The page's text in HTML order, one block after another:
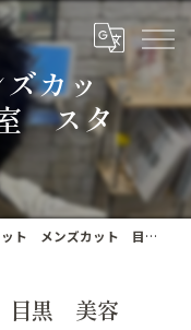
カッ
スタ
ト メンズカット 目黒 美容室 スタイル】
目黒 美容